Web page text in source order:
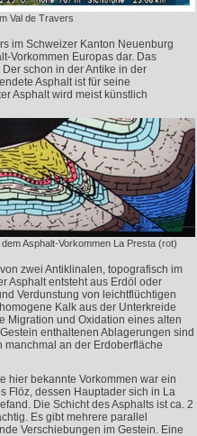
Val de Travers
im Schweizer Kanton Neuenburg
Vorkommen Europas dar. Das
schon in der Antike in der
Asphalt ist für seine
Asphalt wird meist künstlich
Asphalt-Vorkommen La Presta (rot)
zwei Antiklinalen, topografisch im
Asphalt entsteht aus Erdöl oder
Verdunstung von leichtflüchtigen
Kalk aus der Unterkreide
Migration und Oxidation eines alten
enthaltenen Ablagerungen sind
manchmal an der Erdoberfläche
hier bekannte Vorkommen war ein
Flöz, dessen Hauptader sich in La
Die Schicht des Asphalts ist ca. 2
Es gibt mehrere parallel
Verschiebungen im Gestein. Eine